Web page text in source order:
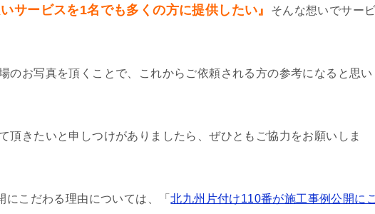
いサービスを1名でも多くの方に提供したい』
そんな想いでサービ
のお写真を頂くことで、これからご依頼される方の参考になると思い
頂きたいと申しつけがありましたら、ぜひともご協力をお願いしま
にこだわる理由については、「北九州片付け110番が施工事例公開にこ